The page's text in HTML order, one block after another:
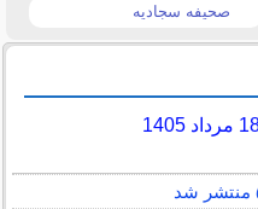
صحیفه سجادیه